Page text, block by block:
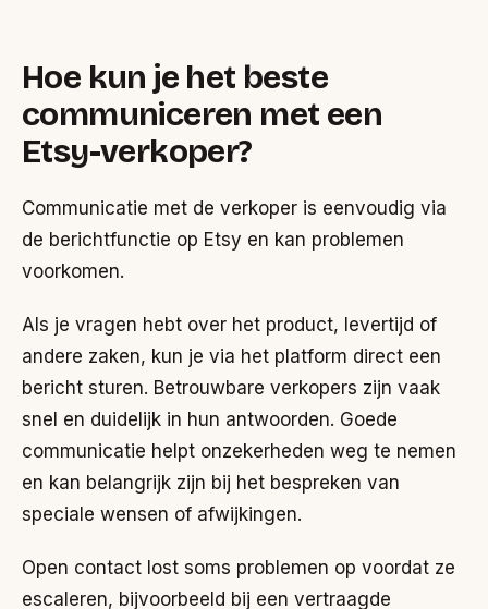
Hoe kun je het beste
communiceren met een
Etsy-verkoper?
Communicatie met de verkoper is eenvoudig via
de berichtfunctie op Etsy en kan problemen
voorkomen.
Als je vragen hebt over het product, levertijd of
andere zaken, kun je via het platform direct een
bericht sturen. Betrouwbare verkopers zijn vaak
snel en duidelijk in hun antwoorden. Goede
communicatie helpt onzekerheden weg te nemen
en kan belangrijk zijn bij het bespreken van
speciale wensen of afwijkingen.
Open contact lost soms problemen op voordat ze
escaleren, bijvoorbeeld bij een vertraagde